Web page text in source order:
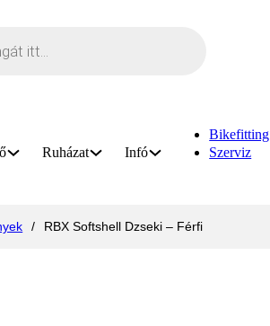
Ruházat Infó
Bikefitting
Szerviz
/ RBX Softshell Dzseki – Férfi